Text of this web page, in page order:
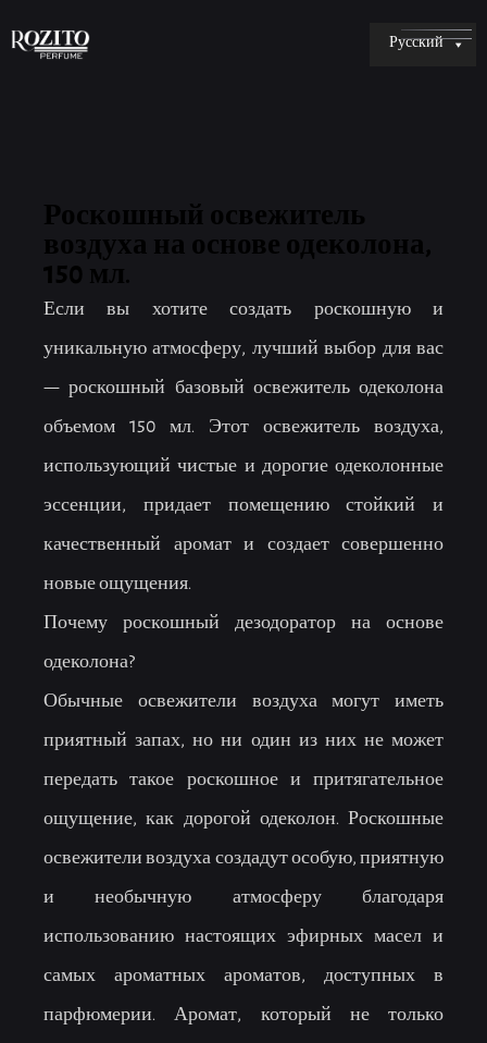
Русский
Роскошный освежитель
воздуха на основе одеколона,
150 мл.
Если вы хотите создать роскошную и
уникальную атмосферу, лучший выбор для вас
— роскошный базовый освежитель одеколона
объемом 150 мл. Этот освежитель воздуха,
использующий чистые и дорогие одеколонные
эссенции, придает помещению стойкий и
качественный аромат и создает совершенно
новые ощущения.
Почему роскошный дезодоратор на основе
одеколона?
Обычные освежители воздуха могут иметь
приятный запах, но ни один из них не может
передать такое роскошное и притягательное
ощущение, как дорогой одеколон. Роскошные
освежители воздуха создадут особую, приятную
и необычную атмосферу благодаря
использованию настоящих эфирных масел и
самых ароматных ароматов, доступных в
парфюмерии. Аромат, который не только